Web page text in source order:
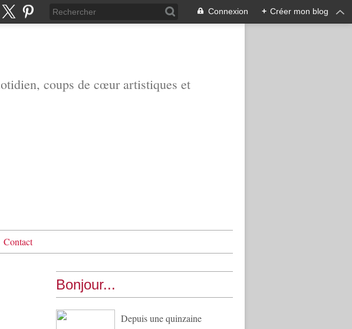
Connexion + Créer mon blog
coups de cœur artistiques et
Contact
Bonjour...
Depuis une quinzaine